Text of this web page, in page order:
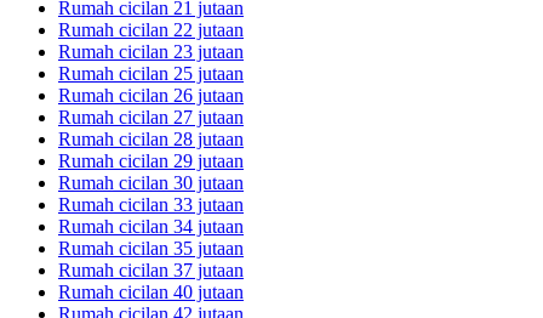
Rumah cicilan 21 jutaan
Rumah cicilan 22 jutaan
Rumah cicilan 23 jutaan
Rumah cicilan 25 jutaan
Rumah cicilan 26 jutaan
Rumah cicilan 27 jutaan
Rumah cicilan 28 jutaan
Rumah cicilan 29 jutaan
Rumah cicilan 30 jutaan
Rumah cicilan 33 jutaan
Rumah cicilan 34 jutaan
Rumah cicilan 35 jutaan
Rumah cicilan 37 jutaan
Rumah cicilan 40 jutaan